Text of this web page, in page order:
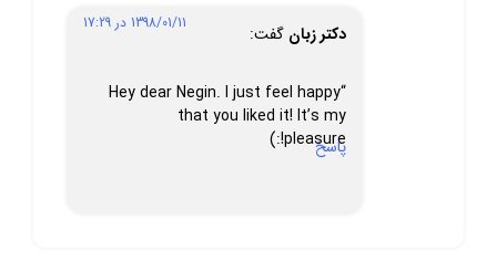
دکتر زبان گفت: 1398/01/11 در 17:29
“Hey dear Negin. I just feel happy
that you liked it! It’s my
pleasure!:)
پاسخ